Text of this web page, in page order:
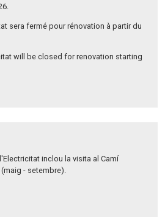
sera fermé pour rénovation à partir du
will be closed for renovation starting
inclou la visita al Camí
- setembre).